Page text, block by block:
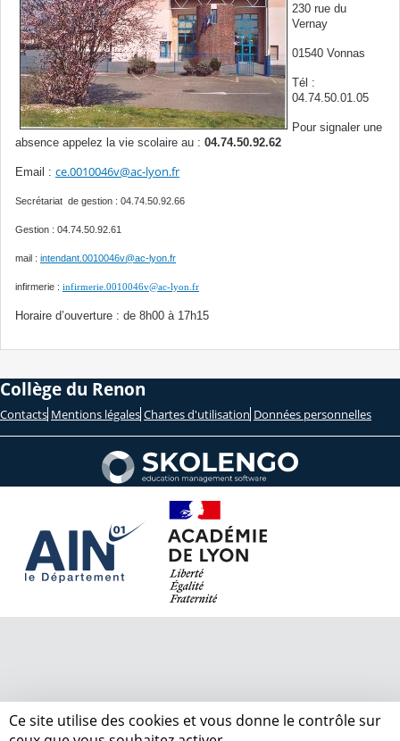
230 rue du
Vernay
01540 Vonnas
Tél :
04.74.50.01.05
Pour signaler une
absence appelez la vie scolaire au : 04.74.50.92.62
Email : ce.0010046v@ac-lyon.fr
Secrétariat de gestion : 04.74.50.92.66
Gestion : 04.74.50.92.61
mail : intendant.0010046v@ac-lyon.fr
infirmerie : infirmerie.0010046v@ac-lyon.fr
Horaire d’ouverture : de 8h00 à 17h15
Collège du Renon
Contacts Mentions légales Chartes d'utilisation Données personnelles
Ce site utilise des cookies et vous donne le contrôle sur